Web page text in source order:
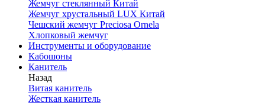
Жемчуг стеклянный Китай
Жемчуг хрустальный LUX Китай
Чешский жемчуг Preciosa Ornela
Хлопковый жемчуг
Инструменты и оборудование
Кабошоны
Канитель
Назад
Витая канитель
Жесткая канитель